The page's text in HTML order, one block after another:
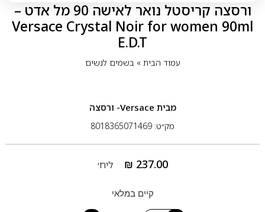
ורסצה קריסטל נואר לאישה 90 מל אדט –
Versace Crystal Noir for women 90ml
E.D.T
עמוד הבית» בשמים לנשים
מבית Versace- ורסצה
מק״ט: 8018365071469
₪ 237.00 ליח׳
קיים במלאי